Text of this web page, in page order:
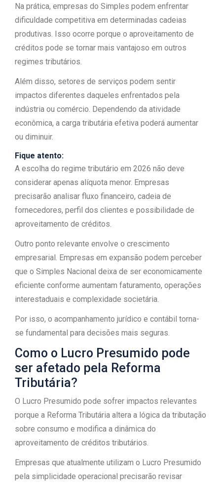
Na prática, empresas do Simples podem enfrentar
dificuldade competitiva em determinadas cadeias
produtivas. Isso ocorre porque o aproveitamento de
créditos pode se tornar mais vantajoso em outros
regimes tributários.
Além disso, setores de serviços podem sentir
impactos diferentes daqueles enfrentados pela
indústria ou comércio. Dependendo da atividade
econômica, a carga tributária efetiva poderá aumentar
ou diminuir.
Fique atento:
A escolha do regime tributário em 2026 não deve
considerar apenas alíquota menor. Empresas
precisarão analisar fluxo financeiro, cadeia de
fornecedores, perfil dos clientes e possibilidade de
aproveitamento de créditos.
Outro ponto relevante envolve o crescimento
empresarial. Empresas em expansão podem perceber
que o Simples Nacional deixa de ser economicamente
eficiente conforme aumentam faturamento, operações
interestaduais e complexidade societária.
Por isso, o acompanhamento jurídico e contábil torna-
se fundamental para decisões mais seguras.
Como o Lucro Presumido pode
ser afetado pela Reforma
Tributária?
O Lucro Presumido pode sofrer impactos relevantes
porque a Reforma Tributária altera a lógica da tributação
sobre consumo e modifica a dinâmica do
aproveitamento de créditos tributários.
Empresas que atualmente utilizam o Lucro Presumido
pela simplicidade operacional precisarão revisar